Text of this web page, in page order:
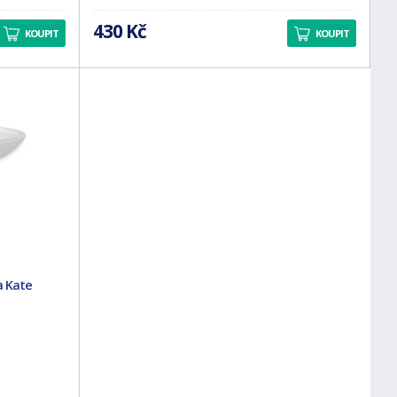
KOUPIT 430 Kč KOUPIT
Kate